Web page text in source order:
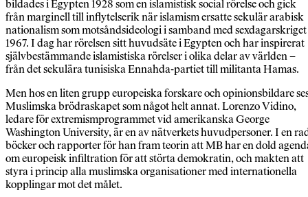
bildades i Egypten 1928 som en islamistisk social rörelse och gick
från marginell till inflytelserik när islamism ersatte sekulär arabisk
nationalism som motsåndsideologi i samband med sexdagarskriget
1967. I dag har rörelsen sitt huvudsäte i Egypten och har inspirerat
självbestämmande islamistiska rörelser i olika delar av världen –
från det sekulära tunisiska Ennahda-partiet till militanta Hamas.
Men hos en liten grupp europeiska forskare och opinionsbildare
Muslimska brödraskapet som något helt annat. Lorenzo Vidino,
ledare för extremismprogrammet vid amerikanska George
Washington University, är en av nätverkets huvudpersoner. I en
böcker och rapporter för han fram teorin att MB har en dold
om europeisk infiltration för att störta demokratin, och makten att
styra i princip alla muslimska organisationer med internationella
kopplingar mot det målet.